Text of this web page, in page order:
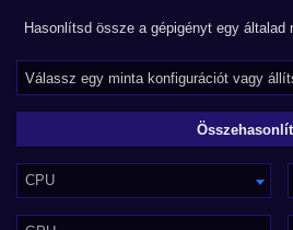
Hasonlítsd össze a gépigényt egy általad
CPU